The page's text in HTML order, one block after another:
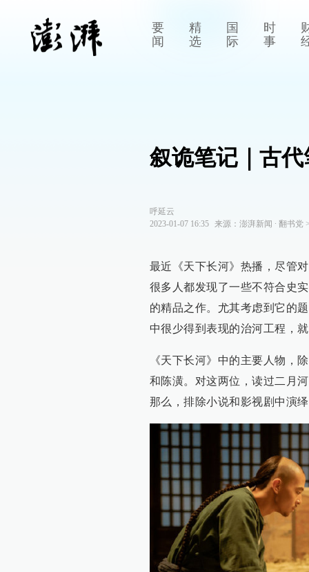
要
闻
精
选
国
际
时
事
叙诡笔记｜古
呼延云
2023-01-07 16:35
来源： 澎湃新闻 ∙ 翻书党
最近《天下长河》热播，尽管
很多人都发现了一些不符合史
的精品之作。尤其考虑到它的
中很少得到表现的治河工程，
《天下长河》中的主要人物，
和陈潢。对这两位，读过二月
那么，排除小说和影视剧中演